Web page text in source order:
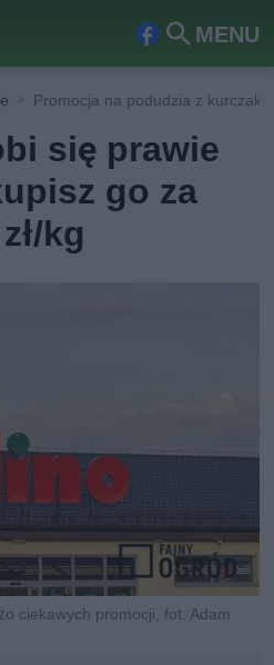
MENU
Fa
ook
Szu
kaj
Promocja na podudzia z
się prawie
go za
kg
ciekawych promocji, fot. Adam